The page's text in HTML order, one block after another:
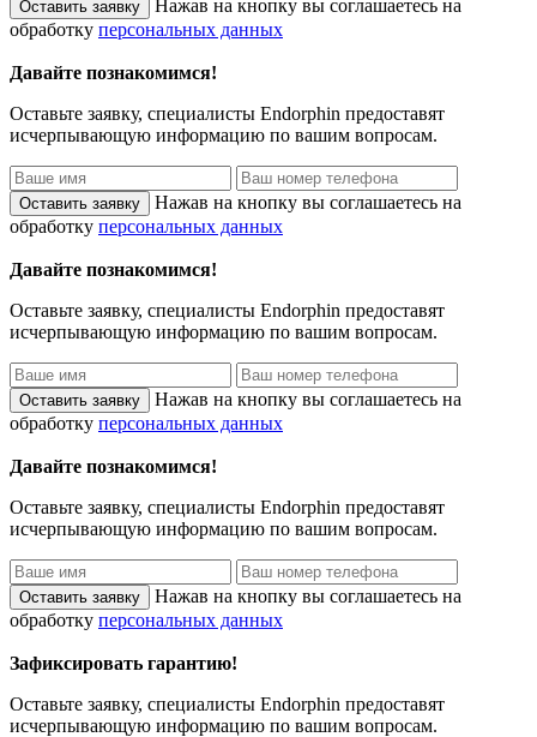
Нажав на кнопку вы соглашаетесь на
обработку персональных данных
Давайте познакомимся!
Оставьте заявку, специалисты Endorphin предоставят
исчерпывающую информацию по вашим вопросам.
Нажав на кнопку вы соглашаетесь на
обработку персональных данных
Давайте познакомимся!
Оставьте заявку, специалисты Endorphin предоставят
исчерпывающую информацию по вашим вопросам.
Нажав на кнопку вы соглашаетесь на
обработку персональных данных
Давайте познакомимся!
Оставьте заявку, специалисты Endorphin предоставят
исчерпывающую информацию по вашим вопросам.
Нажав на кнопку вы соглашаетесь на
обработку персональных данных
Зафиксировать гарантию!
Оставьте заявку, специалисты Endorphin предоставят
исчерпывающую информацию по вашим вопросам.